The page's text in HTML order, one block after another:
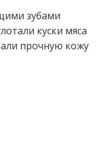
зубами
куски мяса
прочную кожу